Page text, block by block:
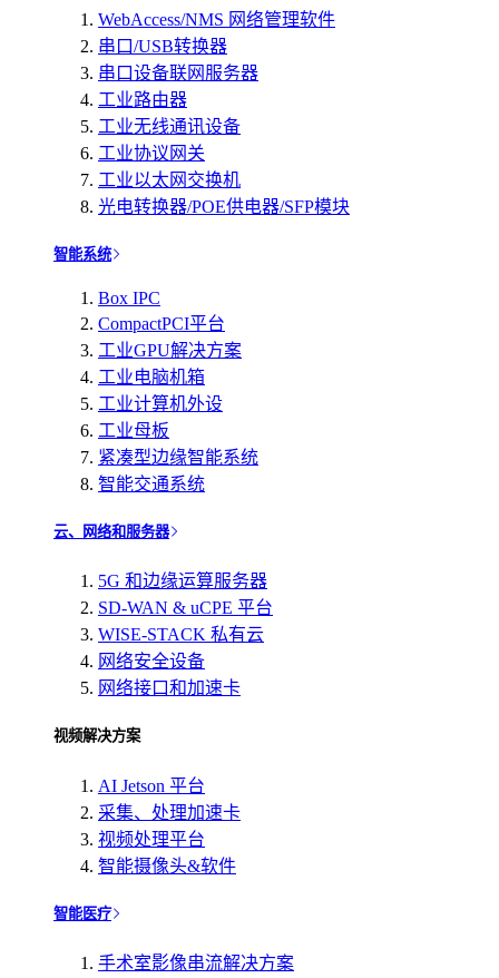
WebAccess/NMS 网络管理软件
串口/USB转换器
串口设备联网服务器
工业路由器
工业无线通讯设备
工业协议网关
工业以太网交换机
光电转换器/POE供电器/SFP模块
智能系统
Box IPC
CompactPCI平台
工业GPU解决方案
工业电脑机箱
工业计算机外设
工业母板
紧凑型边缘智能系统
智能交通系统
云、网络和服务器
5G 和边缘运算服务器
SD-WAN & uCPE 平台
WISE-STACK 私有云
网络安全设备
网络接口和加速卡
视频解决方案
AI Jetson 平台
采集、处理加速卡
视频处理平台
智能摄像头&软件
智能医疗
手术室影像串流解决方案